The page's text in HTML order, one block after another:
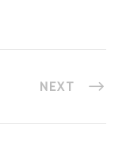
NEXT